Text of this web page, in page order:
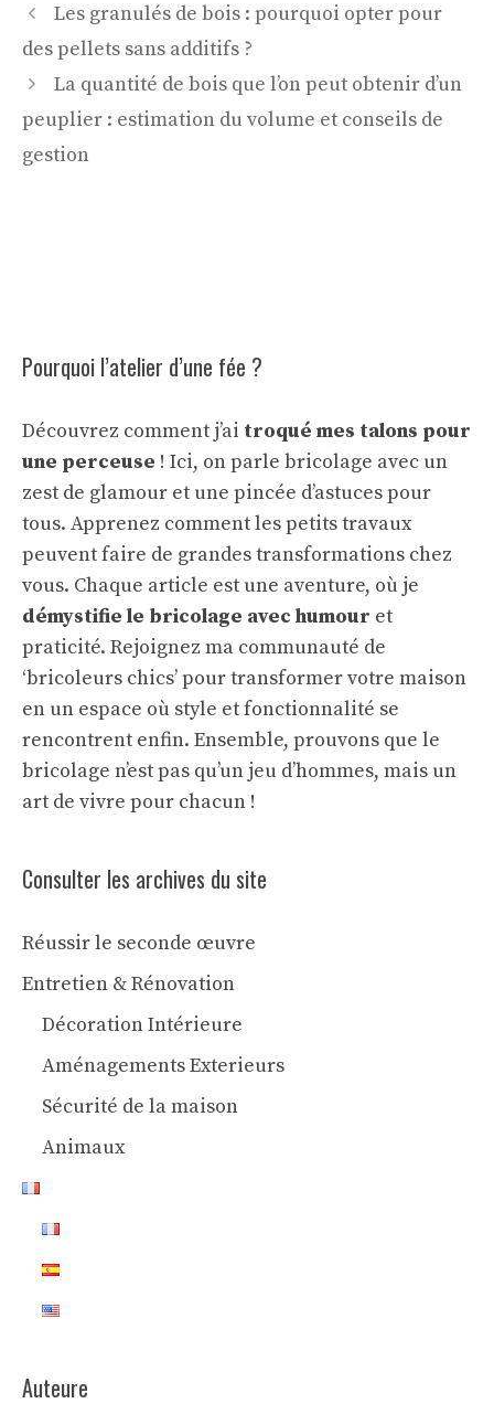
Les granulés de bois : pourquoi opter pour
des pellets sans additifs ?
La quantité de bois que l’on peut obtenir d’un
peuplier : estimation du volume et conseils de
gestion
Pourquoi l’atelier d’une fée ?
Découvrez comment j’ai troqué mes talons pour
une perceuse ! Ici, on parle bricolage avec un
zest de glamour et une pincée d’astuces pour
tous. Apprenez comment les petits travaux
peuvent faire de grandes transformations chez
vous. Chaque article est une aventure, où je
démystifie le bricolage avec humour et
praticité. Rejoignez ma communauté de
‘bricoleurs chics’ pour transformer votre maison
en un espace où style et fonctionnalité se
rencontrent enfin. Ensemble, prouvons que le
bricolage n’est pas qu’un jeu d’hommes, mais un
art de vivre pour chacun !
Consulter les archives du site
Réussir le seconde œuvre
Entretien & Rénovation
Décoration Intérieure
Aménagements Exterieurs
Sécurité de la maison
Animaux
Auteure